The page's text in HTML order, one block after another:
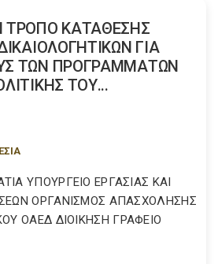
ΤΡΟΠΟ ΚΑΤΑΘΕΣΗΣ
ΓΙΑ
ΤΩΝ ΠΡΟΓΡΑΜΜΑΤΩΝ
ΤΟΥ...
ΥΠΟΥΡΓΕΙΟ ΕΡΓΑΣΙΑΣ ΚΑΙ
ΟΡΓΑΝΙΣΜΟΣ ΑΠΑΣΧΟΛΗΣΗΣ
ΟΑΕΔ ΔΙΟΙΚΗΣΗ ΓΡΑΦΕΙΟ